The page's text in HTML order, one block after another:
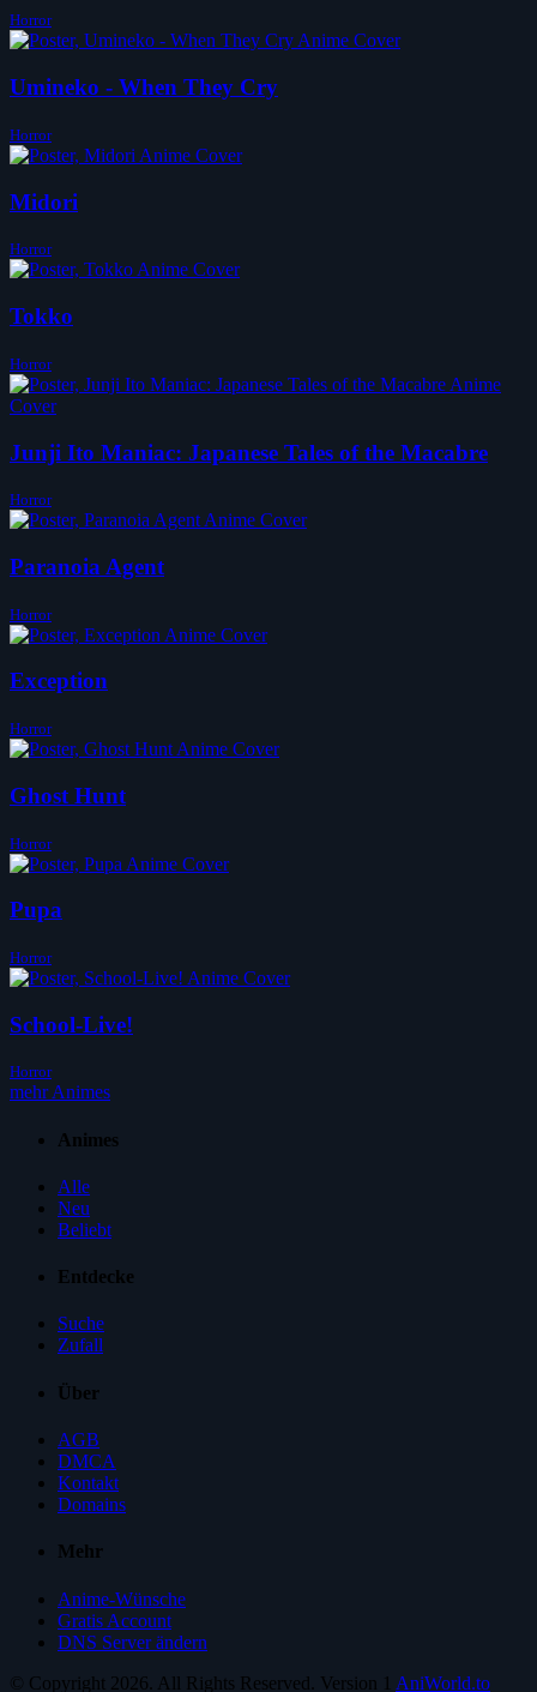
Horror
Umineko - When They Cry
Horror
Midori
Horror
Tokko
Horror
Junji Ito Maniac: Japanese Tales of the Macabre
Horror
Paranoia Agent
Horror
Exception
Horror
Ghost Hunt
Horror
Pupa
Horror
School-Live!
Horror
mehr Animes
Animes
Alle
Neu
Beliebt
Entdecke
Suche
Zufall
Über
AGB
DMCA
Kontakt
Domains
Mehr
Anime-Wünsche
Gratis Account
DNS Server ändern
© Copyright 2026. All Rights Reserved. Version 1 AniWorld.to